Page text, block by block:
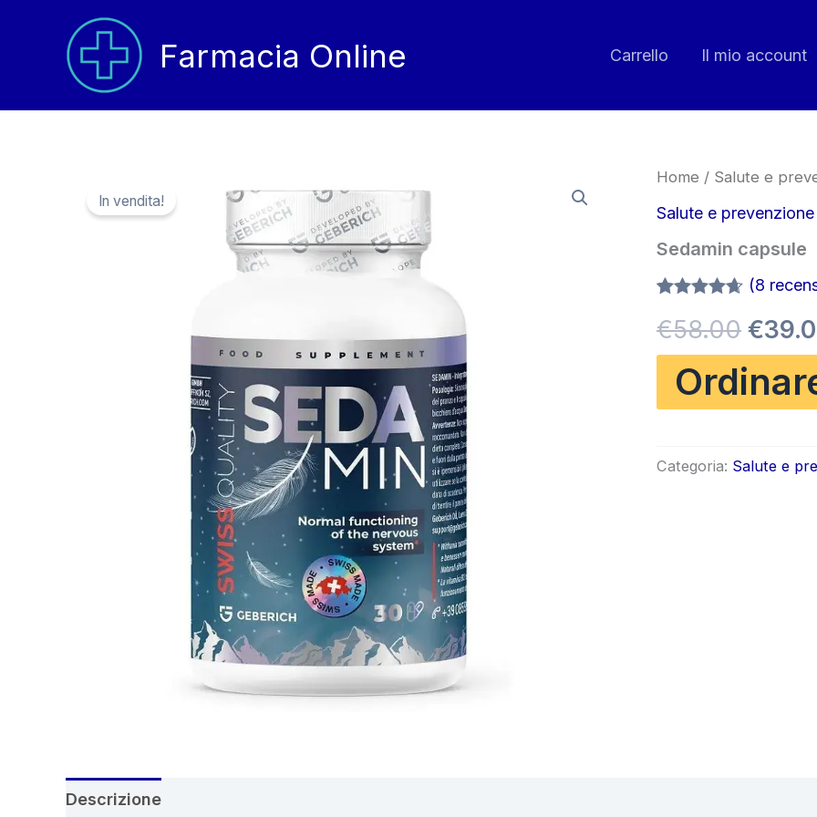
contenuto
Farmacia Online Carrello Il mio account
In vendita!
Home / Salute e
Salute e prevenzione
Sedamin capsule
4.57 su 5
su base
di
recensioni
(8
€58.00 Il
€
Categoria: Salute e
Descrizione